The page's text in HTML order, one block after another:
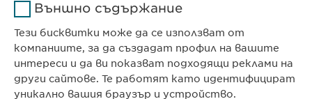
КОНТАКТ
Телефон: +359 2 962 12 00
e-mail:info@ewopharma.bg
Цел
бисквитките на
потребителите.
Продължителност 1 day
Цел Generates statistical data.
Външно съдържание
Тези бисквитки може да се използват от
компаниите, за да създадат профил на вашите
интереси и да ви показват подходящи реклами на
други сайтове. Те работят като идентифицират
уникално вашия браузър и устройство.